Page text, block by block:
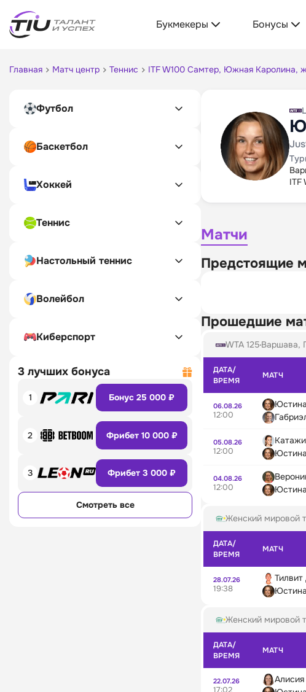
Букмекеры Бонусы
Главная Матч центр Теннис ITF W100 Самтер, Южная Каролина,
Футбол
Баскетбол
Хоккей
Теннис
Настольный теннис
Волейбол
Киберспорт
3 лучших бонуса
1 Бонус 25 000 ₽
2 Фрибет 10 000 ₽
3 Фрибет 3 000 ₽
Смотреть все
ITF
Матчи
Предстоящие
Прошедшие
WTA 125 Варшава,
ДАТА/
ВРЕМЯ
МАТЧ
06.08.26
12:00
05.08.26
12:00
04.08.26
12:00
Женский мировой
ДАТА/
ВРЕМЯ
МАТЧ
28.07.26
19:38
Женский мировой
ДАТА/
ВРЕМЯ
МАТЧ
22.07.26
17:02